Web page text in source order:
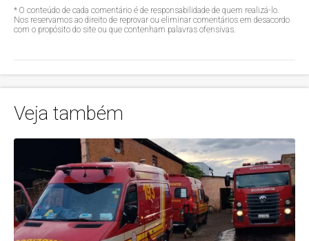
* O conteúdo de cada comentário é de responsabilidade de quem realizá-lo.
Nos reservamos ao direito de reprovar ou eliminar comentários em desacordo
com o propósito do site ou que contenham palavras ofensivas.
Veja também